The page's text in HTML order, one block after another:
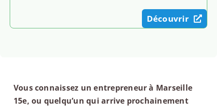
Découvrir
Vous connaissez un entrepreneur à Marseille
15e, ou quelqu’un qui arrive prochainement